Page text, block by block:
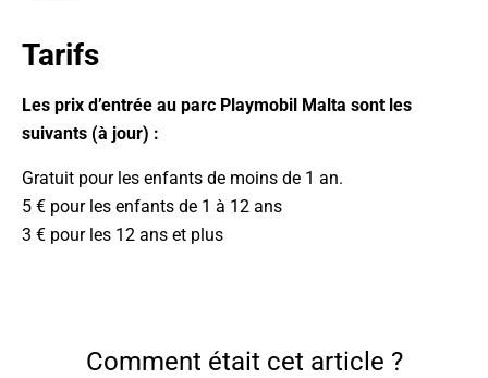
Tarifs
Les prix d’entrée au parc Playmobil Malta sont les
suivants (à jour) :
Gratuit pour les enfants de moins de 1 an.
5 € pour les enfants de 1 à 12 ans
3 € pour les 12 ans et plus
Comment était cet article ?